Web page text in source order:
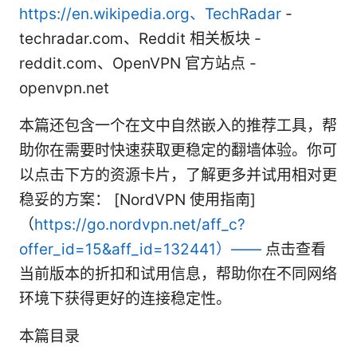
https://en.wikipedia.org、TechRadar -
techradar.com、Reddit 相关板块 -
reddit.com、OpenVPN 官方站点 -
openvpn.net
本篇还包含一个在文中自然嵌入的推荐工具，帮
助你在需要时快速获取更稳定的翻墙体验。你可
以点击下方的资源卡片，了解更多并试用相对更
稳妥的方案： [NordVPN 使用指南]
（https://go.nordvpn.net/aff_c?
offer_id=15&aff_id=132441）—— 点击查看
当前版本的折扣和试用信息，帮助你在不同网络
环境下获得更好的连接稳定性。
本篇目录